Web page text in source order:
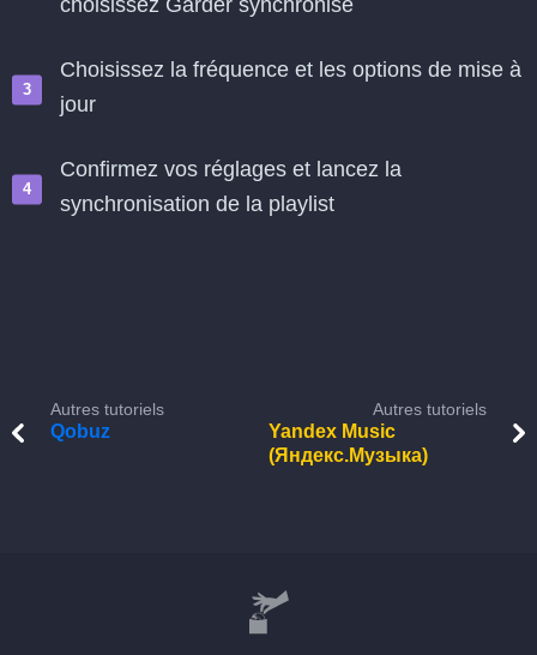
choisissez Garder synchronisé
Choisissez la fréquence et les options de mise à
jour
Confirmez vos réglages et lancez la
synchronisation de la playlist
Autres tutoriels
Qobuz
Autres tutoriels
Yandex Music
(Яндекс.Музыка)